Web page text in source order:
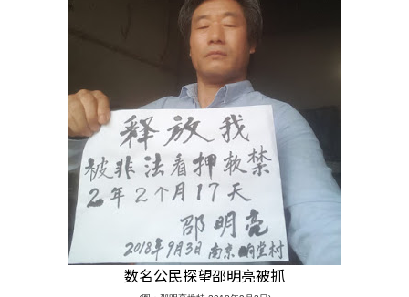
数名公民探望邵明亮被抓